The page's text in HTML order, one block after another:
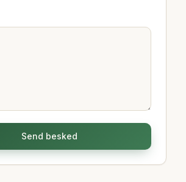
Send besked